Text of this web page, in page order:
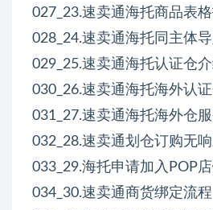
027_23.速卖通海托商品表
028_24.速卖通海托同主体
029_25.速卖通海托认证仓
030_26.速卖通海托海外认
031_27.速卖通海托海外仓
032_28.速卖通划仓订购无
033_29.海托申请加入POP
034_30.速卖通商货绑定流程